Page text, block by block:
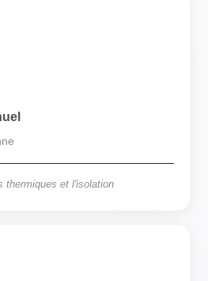
thermiques et l'isolation